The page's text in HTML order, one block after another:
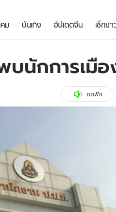
ย ไลฟ์สไตล์
วัยรุ่น
รถยนต์
Sanook Choice
ม บันเทิง อัปเดตจีน เช็กข่
นักการเมือ
กดฟัง